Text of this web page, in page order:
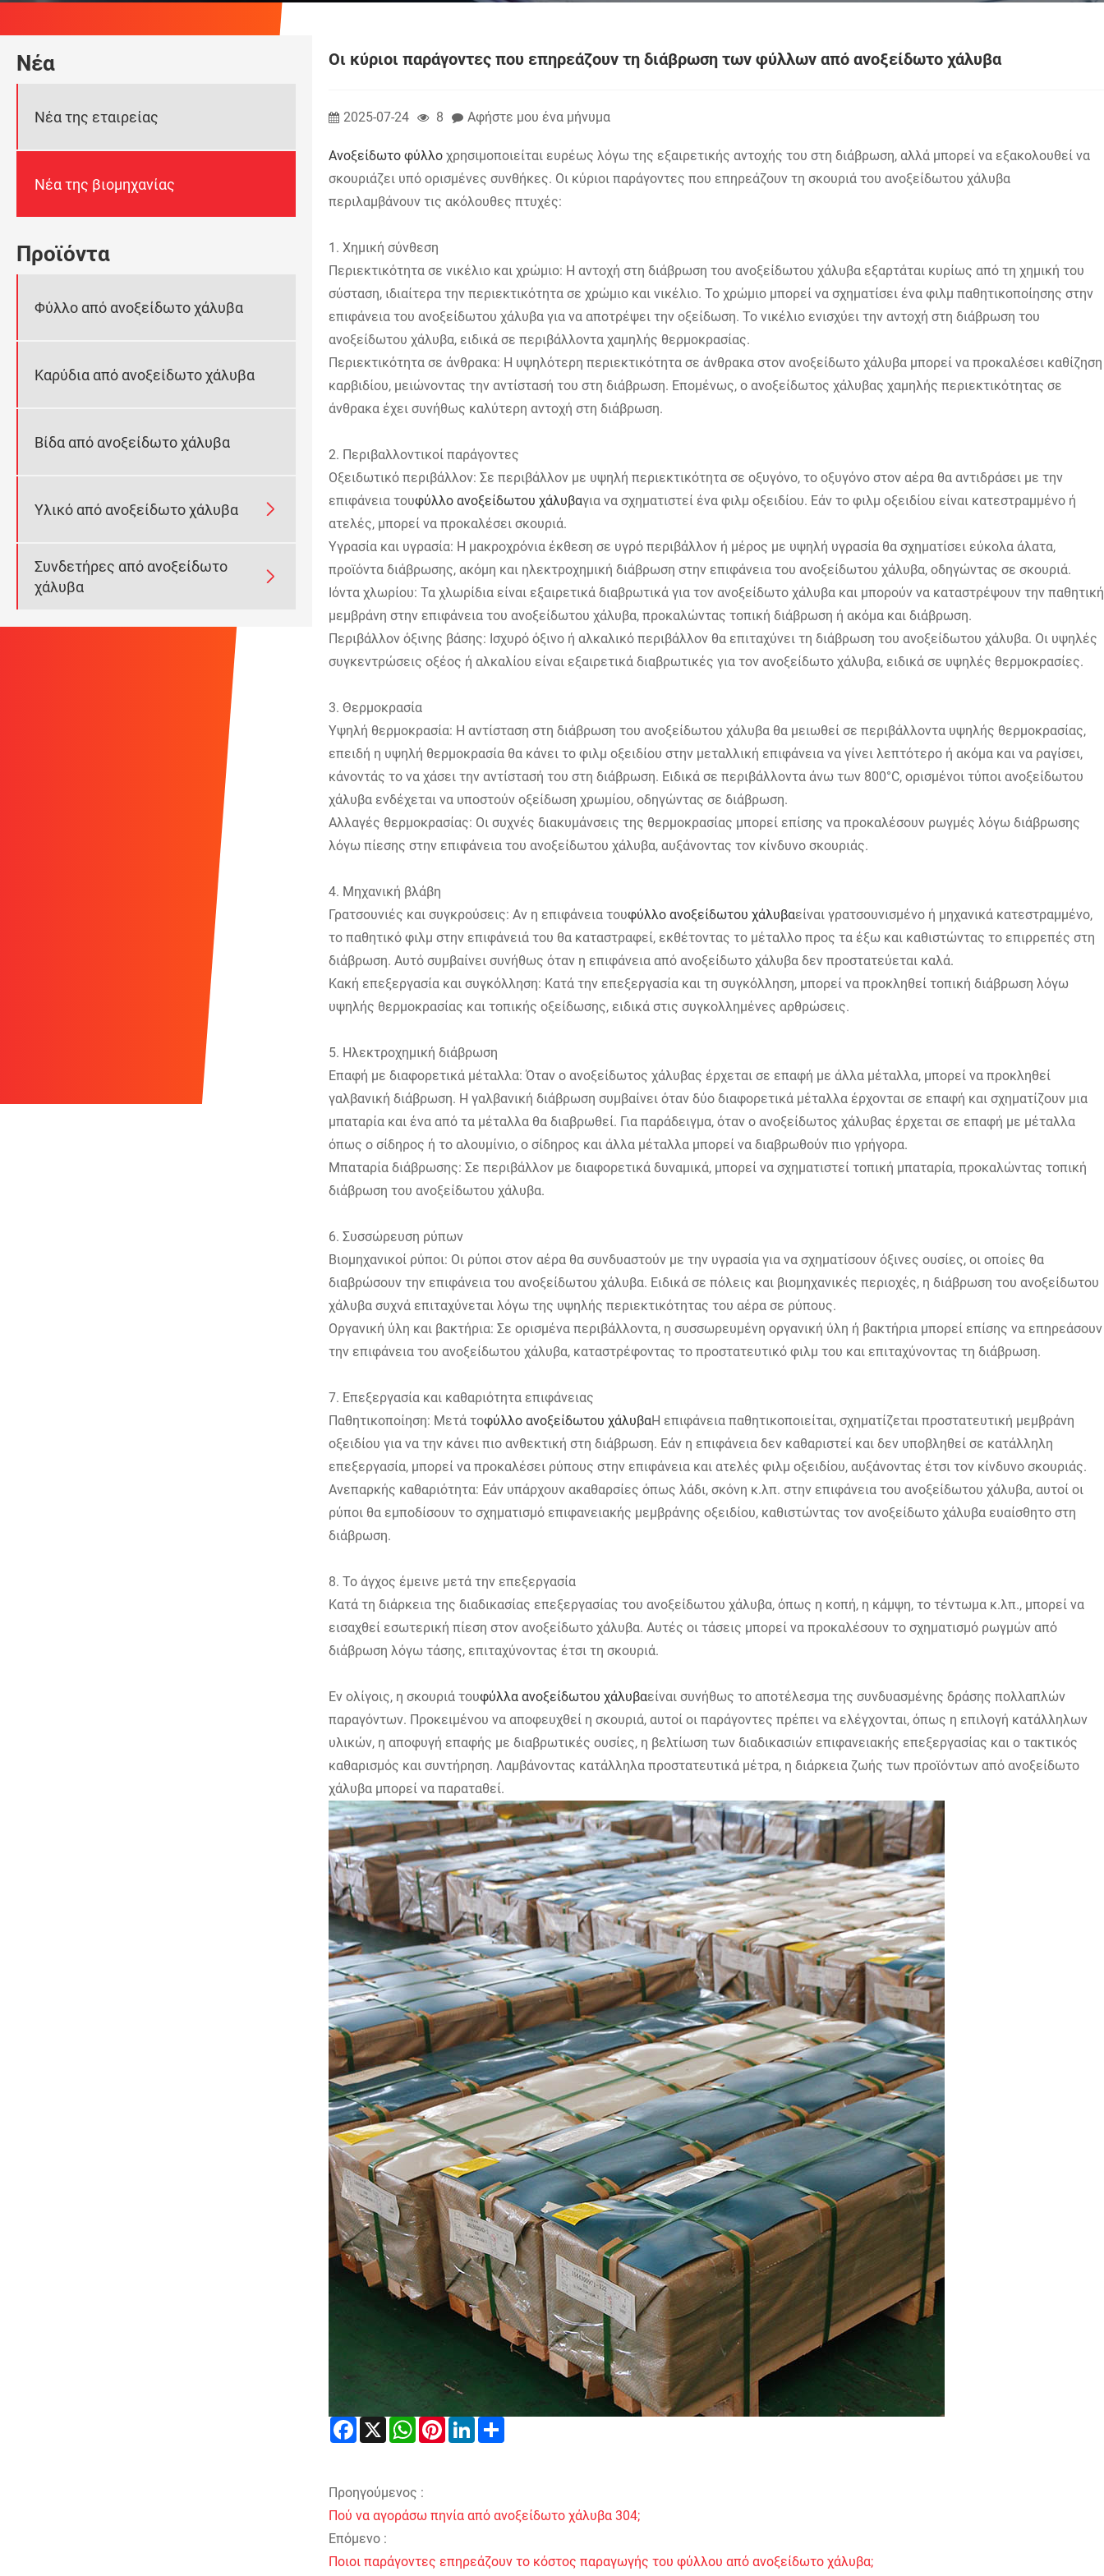
Νέα
Νέα της εταιρείας
Νέα της βιομηχανίας
Προϊόντα
Φύλλο από ανοξείδωτο χάλυβα
Καρύδια από ανοξείδωτο χάλυβα
Βίδα από ανοξείδωτο χάλυβα
Υλικό από ανοξείδωτο χάλυβα 
Συνδετήρες από ανοξείδωτο
χάλυβα

Οι κύριοι παράγοντες που επηρεάζουν τη διάβρωση των φύλλων από ανοξείδωτο χάλυβα
2025-07-24 8 Αφήστε μου ένα μήνυμα
Ανοξείδωτο φύλλο χρησιμοποιείται ευρέως λόγω της εξαιρετικής αντοχής του στη διάβρωση, αλλά μπορεί να εξακολουθεί να
σκουριάζει υπό ορισμένες συνθήκες. Οι κύριοι παράγοντες που επηρεάζουν τη σκουριά του ανοξείδωτου χάλυβα
περιλαμβάνουν τις ακόλουθες πτυχές:
1. Χημική σύνθεση
Περιεκτικότητα σε νικέλιο και χρώμιο: Η αντοχή στη διάβρωση του ανοξείδωτου χάλυβα εξαρτάται κυρίως από τη χημική του
σύσταση, ιδιαίτερα την περιεκτικότητα σε χρώμιο και νικέλιο. Το χρώμιο μπορεί να σχηματίσει ένα φιλμ παθητικοποίησης στην
επιφάνεια του ανοξείδωτου χάλυβα για να αποτρέψει την οξείδωση. Το νικέλιο ενισχύει την αντοχή στη διάβρωση του
ανοξείδωτου χάλυβα, ειδικά σε περιβάλλοντα χαμηλής θερμοκρασίας.
Περιεκτικότητα σε άνθρακα: Η υψηλότερη περιεκτικότητα σε άνθρακα στον ανοξείδωτο χάλυβα μπορεί να προκαλέσει καθίζηση
καρβιδίου, μειώνοντας την αντίστασή του στη διάβρωση. Επομένως, ο ανοξείδωτος χάλυβας χαμηλής περιεκτικότητας σε
άνθρακα έχει συνήθως καλύτερη αντοχή στη διάβρωση.
2. Περιβαλλοντικοί παράγοντες
Οξειδωτικό περιβάλλον: Σε περιβάλλον με υψηλή περιεκτικότητα σε οξυγόνο, το οξυγόνο στον αέρα θα αντιδράσει με την
επιφάνεια τουφύλλο ανοξείδωτου χάλυβαγια να σχηματιστεί ένα φιλμ οξειδίου. Εάν το φιλμ οξειδίου είναι κατεστραμμένο ή
ατελές, μπορεί να προκαλέσει σκουριά.
Υγρασία και υγρασία: Η μακροχρόνια έκθεση σε υγρό περιβάλλον ή μέρος με υψηλή υγρασία θα σχηματίσει εύκολα άλατα,
προϊόντα διάβρωσης, ακόμη και ηλεκτροχημική διάβρωση στην επιφάνεια του ανοξείδωτου χάλυβα, οδηγώντας σε σκουριά.
Ιόντα χλωρίου: Τα χλωρίδια είναι εξαιρετικά διαβρωτικά για τον ανοξείδωτο χάλυβα και μπορούν να καταστρέψουν την παθητική
μεμβράνη στην επιφάνεια του ανοξείδωτου χάλυβα, προκαλώντας τοπική διάβρωση ή ακόμα και διάβρωση.
Περιβάλλον όξινης βάσης: Ισχυρό όξινο ή αλκαλικό περιβάλλον θα επιταχύνει τη διάβρωση του ανοξείδωτου χάλυβα. Οι υψηλές
συγκεντρώσεις οξέος ή αλκαλίου είναι εξαιρετικά διαβρωτικές για τον ανοξείδωτο χάλυβα, ειδικά σε υψηλές θερμοκρασίες.
3. Θερμοκρασία
Υψηλή θερμοκρασία: Η αντίσταση στη διάβρωση του ανοξείδωτου χάλυβα θα μειωθεί σε περιβάλλοντα υψηλής θερμοκρασίας,
επειδή η υψηλή θερμοκρασία θα κάνει το φιλμ οξειδίου στην μεταλλική επιφάνεια να γίνει λεπτότερο ή ακόμα και να ραγίσει,
κάνοντάς το να χάσει την αντίστασή του στη διάβρωση. Ειδικά σε περιβάλλοντα άνω των 800°C, ορισμένοι τύποι ανοξείδωτου
χάλυβα ενδέχεται να υποστούν οξείδωση χρωμίου, οδηγώντας σε διάβρωση.
Αλλαγές θερμοκρασίας: Οι συχνές διακυμάνσεις της θερμοκρασίας μπορεί επίσης να προκαλέσουν ρωγμές λόγω διάβρωσης
λόγω πίεσης στην επιφάνεια του ανοξείδωτου χάλυβα, αυξάνοντας τον κίνδυνο σκουριάς.
4. Μηχανική βλάβη
Γρατσουνιές και συγκρούσεις: Αν η επιφάνεια τουφύλλο ανοξείδωτου χάλυβαείναι γρατσουνισμένο ή μηχανικά κατεστραμμένο,
το παθητικό φιλμ στην επιφάνειά του θα καταστραφεί, εκθέτοντας το μέταλλο προς τα έξω και καθιστώντας το επιρρεπές στη
διάβρωση. Αυτό συμβαίνει συνήθως όταν η επιφάνεια από ανοξείδωτο χάλυβα δεν προστατεύεται καλά.
Κακή επεξεργασία και συγκόλληση: Κατά την επεξεργασία και τη συγκόλληση, μπορεί να προκληθεί τοπική διάβρωση λόγω
υψηλής θερμοκρασίας και τοπικής οξείδωσης, ειδικά στις συγκολλημένες αρθρώσεις.
5. Ηλεκτροχημική διάβρωση
Επαφή με διαφορετικά μέταλλα: Όταν ο ανοξείδωτος χάλυβας έρχεται σε επαφή με άλλα μέταλλα, μπορεί να προκληθεί
γαλβανική διάβρωση. Η γαλβανική διάβρωση συμβαίνει όταν δύο διαφορετικά μέταλλα έρχονται σε επαφή και σχηματίζουν μια
μπαταρία και ένα από τα μέταλλα θα διαβρωθεί. Για παράδειγμα, όταν ο ανοξείδωτος χάλυβας έρχεται σε επαφή με μέταλλα
όπως ο σίδηρος ή το αλουμίνιο, ο σίδηρος και άλλα μέταλλα μπορεί να διαβρωθούν πιο γρήγορα.
Μπαταρία διάβρωσης: Σε περιβάλλον με διαφορετικά δυναμικά, μπορεί να σχηματιστεί τοπική μπαταρία, προκαλώντας τοπική
διάβρωση του ανοξείδωτου χάλυβα.
6. Συσσώρευση ρύπων
Βιομηχανικοί ρύποι: Οι ρύποι στον αέρα θα συνδυαστούν με την υγρασία για να σχηματίσουν όξινες ουσίες, οι οποίες θα
διαβρώσουν την επιφάνεια του ανοξείδωτου χάλυβα. Ειδικά σε πόλεις και βιομηχανικές περιοχές, η διάβρωση του ανοξείδωτου
χάλυβα συχνά επιταχύνεται λόγω της υψηλής περιεκτικότητας του αέρα σε ρύπους.
Οργανική ύλη και βακτήρια: Σε ορισμένα περιβάλλοντα, η συσσωρευμένη οργανική ύλη ή βακτήρια μπορεί επίσης να επηρεάσουν
την επιφάνεια του ανοξείδωτου χάλυβα, καταστρέφοντας το προστατευτικό φιλμ του και επιταχύνοντας τη διάβρωση.
7. Επεξεργασία και καθαριότητα επιφάνειας
Παθητικοποίηση: Μετά τοφύλλο ανοξείδωτου χάλυβαΗ επιφάνεια παθητικοποιείται, σχηματίζεται προστατευτική μεμβράνη
οξειδίου για να την κάνει πιο ανθεκτική στη διάβρωση. Εάν η επιφάνεια δεν καθαριστεί και δεν υποβληθεί σε κατάλληλη
επεξεργασία, μπορεί να προκαλέσει ρύπους στην επιφάνεια και ατελές φιλμ οξειδίου, αυξάνοντας έτσι τον κίνδυνο σκουριάς.
Ανεπαρκής καθαριότητα: Εάν υπάρχουν ακαθαρσίες όπως λάδι, σκόνη κ.λπ. στην επιφάνεια του ανοξείδωτου χάλυβα, αυτοί οι
ρύποι θα εμποδίσουν το σχηματισμό επιφανειακής μεμβράνης οξειδίου, καθιστώντας τον ανοξείδωτο χάλυβα ευαίσθητο στη
διάβρωση.
8. Το άγχος έμεινε μετά την επεξεργασία
Κατά τη διάρκεια της διαδικασίας επεξεργασίας του ανοξείδωτου χάλυβα, όπως η κοπή, η κάμψη, το τέντωμα κ.λπ., μπορεί να
εισαχθεί εσωτερική πίεση στον ανοξείδωτο χάλυβα. Αυτές οι τάσεις μπορεί να προκαλέσουν το σχηματισμό ρωγμών από
διάβρωση λόγω τάσης, επιταχύνοντας έτσι τη σκουριά.
Εν ολίγοις, η σκουριά τουφύλλα ανοξείδωτου χάλυβαείναι συνήθως το αποτέλεσμα της συνδυασμένης δράσης πολλαπλών
παραγόντων. Προκειμένου να αποφευχθεί η σκουριά, αυτοί οι παράγοντες πρέπει να ελέγχονται, όπως η επιλογή κατάλληλων
υλικών, η αποφυγή επαφής με διαβρωτικές ουσίες, η βελτίωση των διαδικασιών επιφανειακής επεξεργασίας και ο τακτικός
καθαρισμός και συντήρηση. Λαμβάνοντας κατάλληλα προστατευτικά μέτρα, η διάρκεια ζωής των προϊόντων από ανοξείδωτο
χάλυβα μπορεί να παραταθεί.
Facebook
X WhatsAppPinterestLinkedIn
Προηγούμενος :
Πού να αγοράσω πηνία από ανοξείδωτο χάλυβα 304;
Επόμενο :
Ποιοι παράγοντες επηρεάζουν το κόστος παραγωγής του φύλλου από ανοξείδωτο χάλυβα;